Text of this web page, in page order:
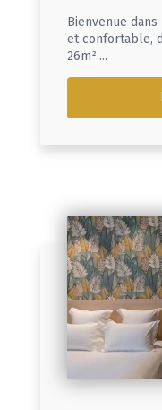
Bienvenue
et confortable,
26m²....